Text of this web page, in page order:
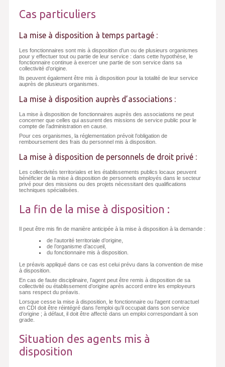
Cas particuliers
La mise à disposition à temps partagé :
Les fonctionnaires sont mis à disposition d’un ou de plusieurs organismes
pour y effectuer tout ou partie de leur service : dans cette hypothèse, le
fonctionnaire continue à exercer une partie de son service dans sa
collectivité d’origine.
Ils peuvent également être mis à disposition pour la totalité de leur service
auprès de plusieurs organismes.
La mise à disposition auprès d’associations :
La mise à disposition de fonctionnaires auprès des associations ne peut
concerner que celles qui assurent des missions de service public pour le
compte de l’administration en cause.
Pour ces organismes, la réglementation prévoit l’obligation de
remboursement des frais du personnel mis à disposition.
La mise à disposition de personnels de droit privé :
Les collectivités territoriales et les établissements publics locaux peuvent
bénéficier de la mise à disposition de personnels employés dans le secteur
privé pour des missions ou des projets nécessitant des qualifications
techniques spécialisées.
La fin de la mise à disposition :
Il peut être mis fin de manière anticipée à la mise à disposition à la demande :
de l’autorité territoriale d’origine,
de l’organisme d’accueil,
du fonctionnaire mis à disposition.
Le préavis appliqué dans ce cas est celui prévu dans la convention de mise
à disposition.
En cas de faute disciplinaire, l’agent peut être remis à disposition de sa
collectivité ou établissement d’origine après accord entre les employeurs
sans respect du préavis.
Lorsque cesse la mise à disposition, le fonctionnaire ou l’agent contractuel
en CDI doit être réintégré dans l’emploi qu’il occupait dans son service
d’origine ; à défaut, il doit être affecté dans un emploi correspondant à son
grade.
Situation des agents mis à
disposition